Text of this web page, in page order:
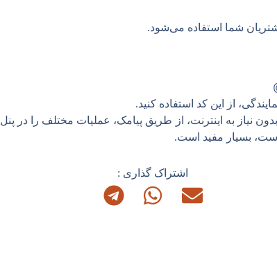
شما استفاده می‌شود.
از این کد استفاده کنید.
نیاز به اینترنت، از طریق پیامک، عملیات مختلف را در
بسیار مفید است.
اشتراک گذاری :